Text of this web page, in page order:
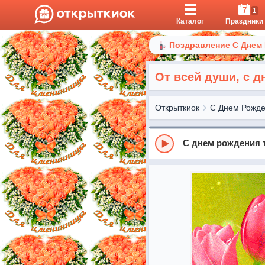
Каталог
7 1
Праздники
Поздравление С
От всей души, с
Открыткиок С Днем
С днем рождения